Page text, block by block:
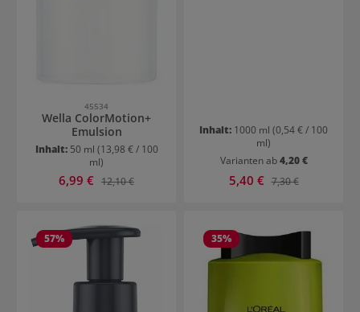
45534
Wella ColorMotion+
Emulsion
Inhalt: 50 ml (13,98 € / 100
ml)
Verkaufspreis:
6,99 € Regulärer Preis:
12,10 €
Inhalt: 1000 ml (0,54 € / 100
ml)
Varianten ab4,20 €
Verkaufspreis:
5,40 € Regulärer Preis:
7,30 €
57% 35%